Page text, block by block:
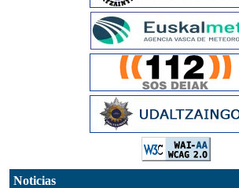
Noticias